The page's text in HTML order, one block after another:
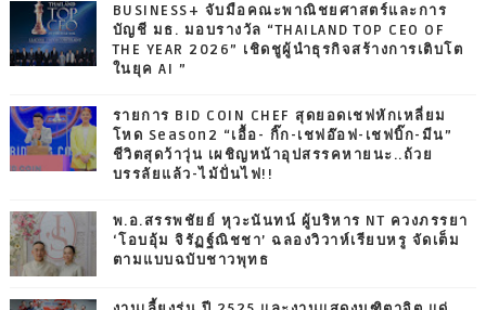
BUSINESS+ จับมือคณะพาณิชยศาสตร์และการ
บัญชี มธ. มอบรางวัล “THAILAND TOP CEO OF
THE YEAR 2026” เชิดชูผู้นำธุรกิจสร้างการเติบโต
ในยุค AI ”
รายการ BID COIN CHEF สุดยอดเชฟหักเหลี่ยม
โหด Season2 “เอื้อ- กิ๊ก-เชฟอ๊อฟ-เชฟบิ๊ก-มีน”
ชีวิตสุดว้าวุ่น เผชิญหน้าอุปสรรคหายนะ..ถ้วย
บรรลัยแล้ว-ไม้ปั่นไฟ!!
พ.อ.สรรพชัยย์ หุวะนันทน์ ผู้บริหาร NT ควงภรรยา
‘โอบอุ้ม จิรัฏฐ์ณิชชา’ ฉลองวิวาห์เรียบหรู จัดเต็ม
ตามแบบฉบับชาวพุทธ